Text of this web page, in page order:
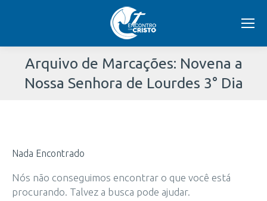
Arquivo de Marcações: Novena a
Nossa Senhora de Lourdes 3° Dia
Nada Encontrado
Nós não conseguimos encontrar o que você está
procurando. Talvez a busca pode ajudar.